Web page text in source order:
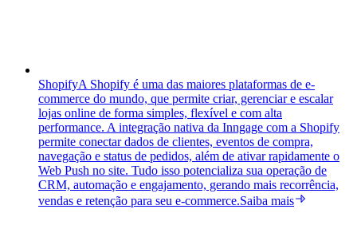
ShopifyA Shopify é uma das maiores plataformas de e-
commerce do mundo, que permite criar, gerenciar e escalar
lojas online de forma simples, flexível e com alta
performance. A integração nativa da Inngage com a Shopify
permite conectar dados de clientes, eventos de compra,
navegação e status de pedidos, além de ativar rapidamente o
Web Push no site. Tudo isso potencializa sua operação de
CRM, automação e engajamento, gerando mais recorrência,
vendas e retenção para seu e-commerce.Saiba mais